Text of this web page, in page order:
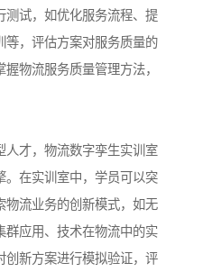
测试，如优化服务流程、提
等，评估方案对服务质量的
物流服务质量管理方法，
人才，物流数字孪生实训室
。在实训室中，学员可以突
物流业务的创新模式，如无
群应用、技术在物流中的实
创新方案进行模拟验证，评